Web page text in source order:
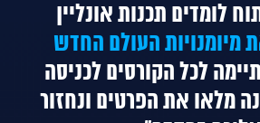
לומדים תכנות אונליין
מיומנויות העולם החדש
לכל הקורסיםלכניסה
מלאו את הפרטים ונחזור